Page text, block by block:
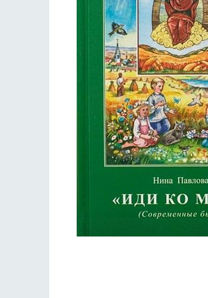
Разлуки не будет
Фредерика де Грааф